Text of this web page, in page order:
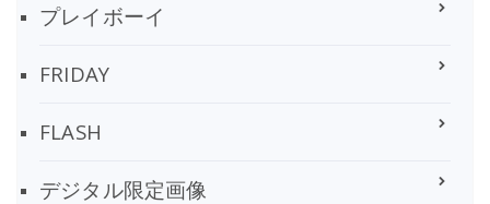
プレイボーイ
FRIDAY
FLASH
デジタル限定画像